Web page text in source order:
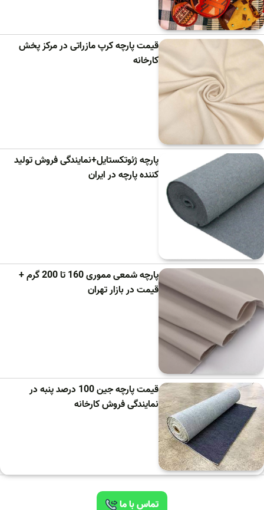
قیمت پارچه کرپ مازراتی در مرکز پخش
کارخانه
پارچه ژئوتکستایل+نمایندگی فروش تولید
کننده پارچه در ایران
پارچه شمعی مموری 160 تا 200 گرم +
قیمت در بازار تهران
قیمت پارچه جین 100 درصد پنبه در
نمایندگی فروش کارخانه
تماس با ما